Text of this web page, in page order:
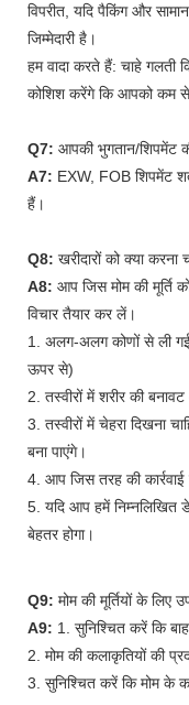
विपरीत, यदि पैकिंग और
जिम्मेदारी है।
हम वादा करते हैं: चाहे गलती
कोशिश करेंगे कि आपको कम
Q7: आपकी भुगतान/शिपमेंट
A7: EXW, FOB शिपमेंट
हैं।
Q8: खरीदारों को क्या करना
A8: आप जिस मोम की मूर्ति
विचार तैयार कर लें।
1. अलग-अलग कोणों से ली
ऊपर से)
2. तस्वीरों में शरीर की
3. तस्वीरों में चेहरा दिखना
बना पाएंगे।
4. आप जिस तरह की
5. यदि आप हमें
बेहतर होगा।
Q9: मोम की मूर्तियों के लिए
A9: 1. सुनिश्चित करें कि
2. मोम की कलाकृतियों की
3. सुनिश्चित करें कि मोम के